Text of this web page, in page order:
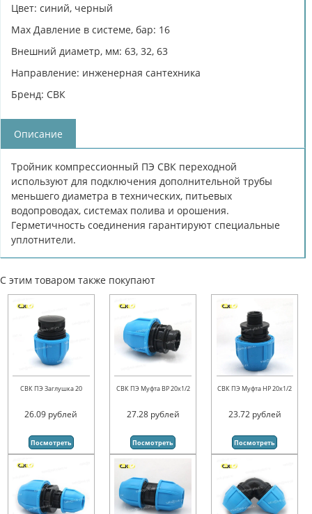
Цвет: синий, черный
Max Давление в системе, бар: 16
Внешний диаметр, мм: 63, 32, 63
Направление: инженерная сантехника
Бренд: СВК
Описание
Тройник компрессионный ПЭ СВК переходной
используют для подключения дополнительной трубы
меньшего диаметра в технических, питьевых
водопроводах, системах полива и орошения.
Герметичность соединения гарантируют специальные
уплотнители.
С этим товаром также покупают
СВК ПЭ Заглушка 20
26.09 рублей
Посмотреть
СВК ПЭ Муфта ВР 20х1/2
27.28 рублей
Посмотреть
СВК ПЭ Муфта НР 20х1/2
23.72 рублей
Посмотреть